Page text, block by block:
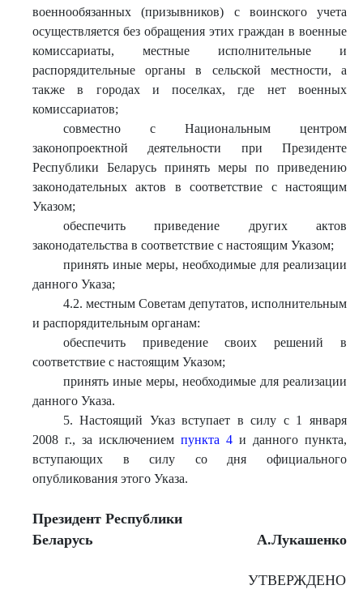
военнообязанных (призывников) с воинского учета
осуществляется без обращения этих граждан в военные
комиссариаты, местные исполнительные и
распорядительные органы в сельской местности, а
также в городах и поселках, где нет военных
комиссариатов;
совместно с Национальным центром
законопроектной деятельности при Президенте
Республики Беларусь принять меры по приведению
законодательных актов в соответствие с настоящим
Указом;
обеспечить приведение других актов
законодательства в соответствие с настоящим Указом;
принять иные меры, необходимые для реализации
данного Указа;
4.2. местным Советам депутатов, исполнительным
и распорядительным органам:
обеспечить приведение своих решений в
соответствие с настоящим Указом;
принять иные меры, необходимые для реализации
данного Указа.
5. Настоящий Указ вступает в силу с 1 января
2008 г., за исключением пункта 4 и данного пункта,
вступающих в силу со дня официального
опубликования этого Указа.
Президент Республики
Беларусь
А.Лукашенко
УТВЕРЖДЕНО